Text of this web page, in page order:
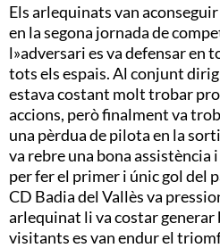
Els arlequinats van
en la segona jornada de
l»adversari es va defensar en
tots els espais. Al conjunt
estava costant molt trobar
accions, però finalment va
una pèrdua de pilota en la
va rebre una bona assistència
per fer el primer i únic gol del
CD Badia del Vallès va
arlequinat li va costar generar
visitants es van endur el